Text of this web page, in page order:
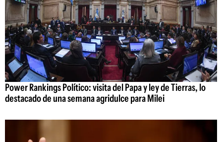
Power Rankings Político: visita del Papa y ley de Tierras, lo
destacado de una semana agridulce para Milei